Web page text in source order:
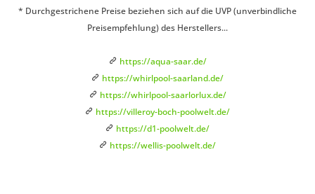
* Durchgestrichene Preise beziehen sich auf die UVP (unverbindliche
Preisempfehlung) des Herstellers...
https://aqua-saar.de/
https://whirlpool-saarland.de/
https://whirlpool-saarlorlux.de/
https://villeroy-boch-poolwelt.de/
https://d1-poolwelt.de/
https://wellis-poolwelt.de/